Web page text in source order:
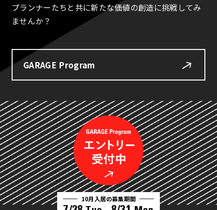
プランナーたちと共に新たな価値の創造に挑戦してみ
ませんか？
GARAGE Program
10月入居の募集期間